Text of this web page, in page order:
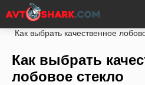
Главная Статьи
Как выбрать качественное
Как выбрать
лобовое стекло